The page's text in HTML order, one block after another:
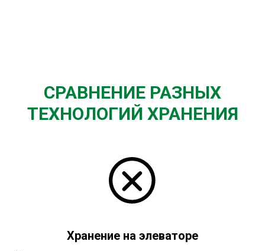
СРАВНЕНИЕ РАЗНЫХ
ТЕХНОЛОГИЙ ХРАНЕНИЯ
Хранение на элеваторе